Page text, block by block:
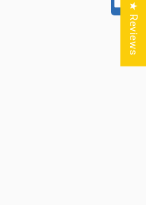
★ Reviews